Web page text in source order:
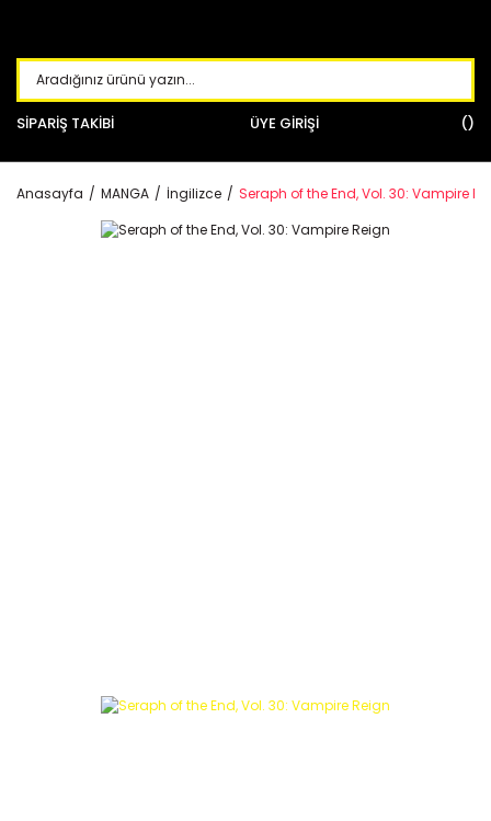
SİPARİŞ TAKİBİ ÜYE GİRİŞİ
Anasayfa MANGA İngilizce Seraph of the End, Vol. 30: Vampire